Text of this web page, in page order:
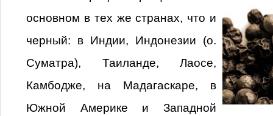
основном в тех же странах, что и
черный: в Индии, Индонезии (о.
Суматра), Таиланде, Лаосе,
Камбодже, на Мадагаскаре, в
Южной Америке и Западной